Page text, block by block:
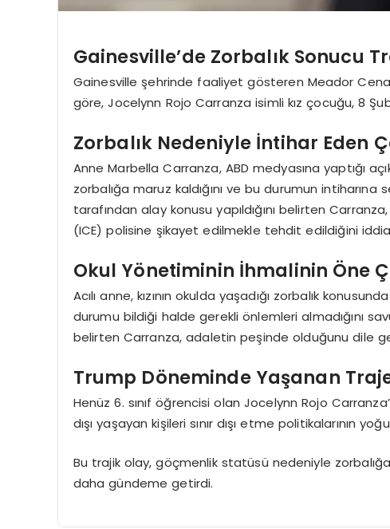
Gainesville’de Zorbalık Sonucu
Gainesville şehrinde faaliyet gösteren Meador
göre, Jocelynn Rojo Carranza isimli kız çocuğu, 8
Zorbalık Nedeniyle İntihar Eden
Anne Marbella Carranza, ABD medyasına yaptığı
zorbalığa maruz kaldığını ve bu durumun intiharına
tarafından alay konusu yapıldığını belirten
(ICE) polisine şikayet edilmekle tehdit edildiğini
Okul Yönetiminin İhmalinin Öne
Acılı anne, kızının okulda yaşadığı zorbalık
durumu bildiği halde gerekli önlemleri almadığını
belirten Carranza, adaletin peşinde olduğunu dile
Trump Döneminde Yaşanan
Henüz 6. sınıf öğrencisi olan Jocelynn Rojo
dışı yaşayan kişileri sınır dışı etme politikalarının
Bu trajik olay, göçmenlik statüsü nedeniyle
daha gündeme getirdi.